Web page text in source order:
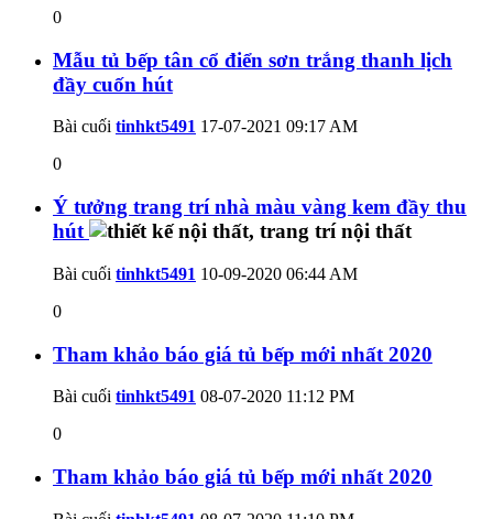
0
Mẫu tủ bếp tân cổ điển sơn trắng thanh lịch
đầy cuốn hút
Bài cuối tinhkt5491 17-07-2021 09:17 AM
0
Ý tưởng trang trí nhà màu vàng kem đầy thu
hút
Bài cuối tinhkt5491 10-09-2020 06:44 AM
0
Tham khảo báo giá tủ bếp mới nhất 2020
Bài cuối tinhkt5491 08-07-2020 11:12 PM
0
Tham khảo báo giá tủ bếp mới nhất 2020